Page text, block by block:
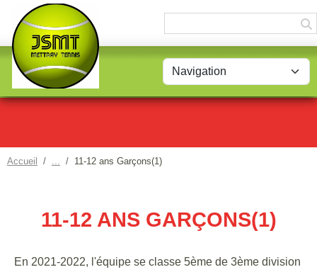
Accueil 11-12 ans Garçons(1)
11-12 ANS GARÇONS(1)
En 2021-2022, l'équipe se classe 5ème de 3ème division
Panneau de gestion des cookies